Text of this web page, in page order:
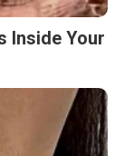
Inside Your